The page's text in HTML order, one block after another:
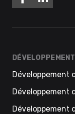
Développement
Développement
Développement